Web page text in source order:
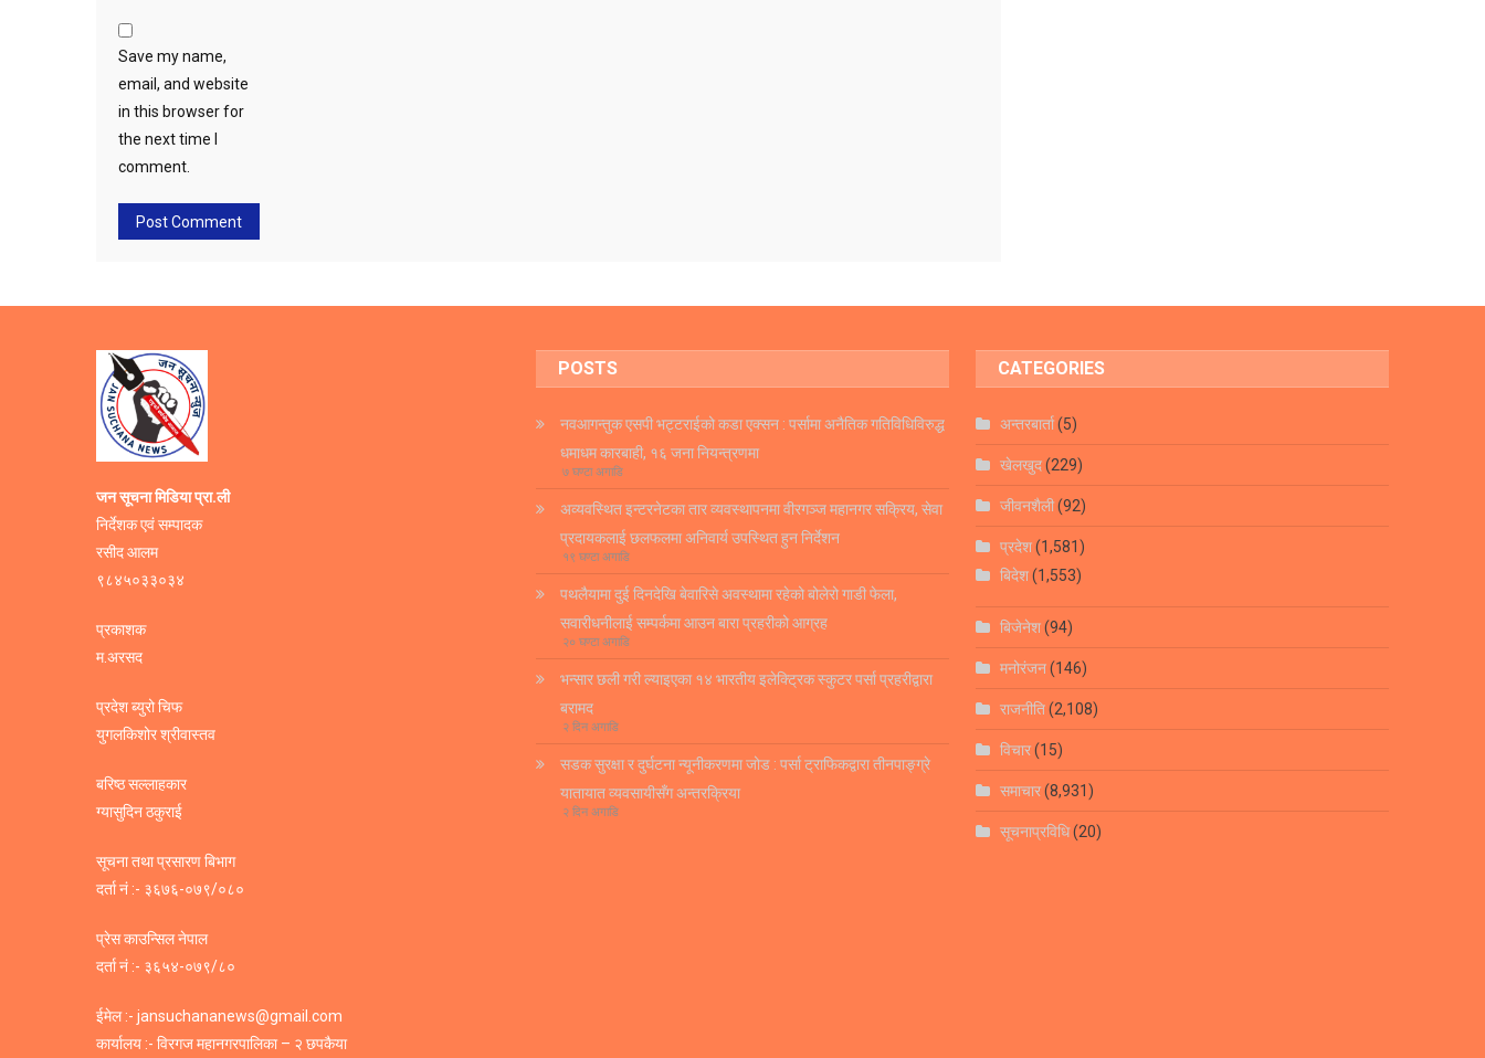
Save my name,
email, and website
in this browser for
the next time I
comment.
जन सूचना मिडिया प्रा.ली
निर्देशक एवं सम्पादक
रसीद आलम
९८४५०३३०३४
प्रकाशक
म.अरसद
प्रदेश ब्युरो चिफ
युगलकिशोर श्रीवास्तव
बरिष्ठ सल्लाहकार
ग्यासुदिन ठकुराई
सूचना तथा प्रसारण बिभाग
दर्ता नं :- ३६७६-०७९/०८०
प्रेस काउन्सिल नेपाल
दर्ता नं :- ३६५४-०७९/८०
ईमेल :- jansuchananews@gmail.com
कार्यालय :- विरगज महानगरपालिका – २ छपकैया
POSTS
नवआगन्तुक एसपी भट्टराईको कडा एक्सन : पर्सामा अनैतिक गतिविधिविरुद्ध
धमाधम कारबाही, १६ जना नियन्त्रणमा
७ घण्टा अगाडि
अव्यवस्थित इन्टरनेटका तार व्यवस्थापनमा वीरगञ्ज महानगर सक्रिय, सेवा
प्रदायकलाई छलफलमा अनिवार्य उपस्थित हुन निर्देशन
१९ घण्टा अगाडि
पथलैयामा दुई दिनदेखि बेवारिसे अवस्थामा रहेको बोलेरो गाडी फेला,
सवारीधनीलाई सम्पर्कमा आउन बारा प्रहरीको आग्रह
२० घण्टा अगाडि
भन्सार छली गरी ल्याइएका १४ भारतीय इलेक्ट्रिक स्कुटर पर्सा प्रहरीद्वारा
बरामद
२ दिन अगाडि
सडक सुरक्षा र दुर्घटना न्यूनीकरणमा जोड : पर्सा ट्राफिकद्वारा तीनपाङ्ग्रे
यातायात व्यवसायीसँग अन्तरक्रिया
२ दिन अगाडि
CATEGORIES
अन्तरबार्ता(5)
खेलखुद(229)
जीवनशैली(92)
प्रदेश(1,581)
बिदेश(1,553)
बिजेनेश(94)
मनोरंजन(146)
राजनीति(2,108)
विचार(15)
समाचार(8,931)
सूचनाप्रविधि(20)